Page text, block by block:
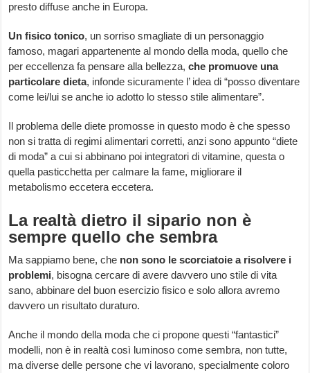
presto diffuse anche in Europa.
Un fisico tonico, un sorriso smagliate di un personaggio
famoso, magari appartenente al mondo della moda, quello che
per eccellenza fa pensare alla bellezza,che promuove una
particolare dieta, infonde sicuramente l’ idea di “posso diventare
come lei/lui se anche io adotto lo stesso stile alimentare”.
Il problema delle diete promosse in questo modo è che spesso
non si tratta di regimi alimentari corretti, anzi sono appunto “diete
di moda” a cui si abbinano poi integratori di vitamine, questa o
quella pasticchetta per calmare la fame, migliorare il
metabolismo eccetera eccetera.
La realtà dietro il sipario non è
sempre quello che sembra
Ma sappiamo bene, che non sono le scorciatoie a risolvere i
problemi, bisogna cercare di avere davvero uno stile di vita
sano, abbinare del buon esercizio fisico e solo allora avremo
davvero un risultato duraturo.
Anche il mondo della moda che ci propone questi “fantastici”
modelli, non è in realtà così luminoso come sembra, non tutte,
ma diverse delle persone che vi lavorano, specialmente coloro